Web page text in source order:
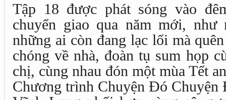
Tập 18 được phát sóng vào
chuyển giao qua năm mới,
những ai còn đang lạc lối mà
chóng về nhà, đoàn tụ sum họp
chị, cùng nhau đón một mùa Tết
Chương trình Chuyện Đó